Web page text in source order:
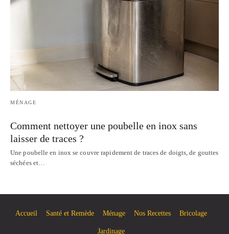
MÉNAGE
Comment nettoyer une poubelle en inox sans
laisser de traces ?
Une poubelle en inox se couvre rapidement de traces de doigts, de gouttes
séchées et…
Accueil Santé et Remède Ménage Nos Recettes Bricolage
Jardinage